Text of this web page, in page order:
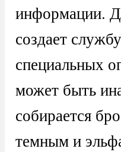
информации.
создает
специальных
может быть
собирается
темным и